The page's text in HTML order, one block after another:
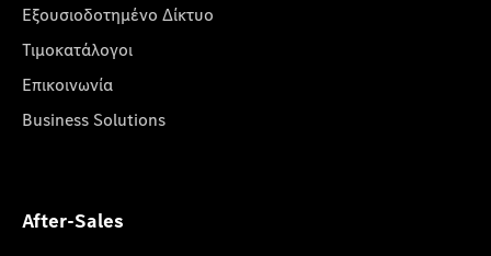
Εξουσιοδοτημένο Δίκτυο
Τιμοκατάλογοι
Επικοινωνία
Business Solutions
After-Sales